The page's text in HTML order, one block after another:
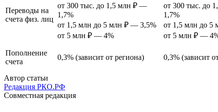
Переводы на
счета физ. лиц
от 300 тыс. до 1,5 млн ₽ —
1,7%
от 1,5 млн до 5 млн ₽ — 3,5%
от 5 млн ₽ — 4%
от 300 тыс. до
1,7%
от 1,5 млн до
от 5 млн ₽ —
Пополнение
счета
0,3% (зависит от региона) 0,3% (зависит
Автор статьи
Редакция РКО.РФ
Совместная редакция